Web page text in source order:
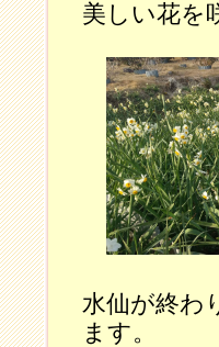
美しい花を
水仙が終わ
ます。